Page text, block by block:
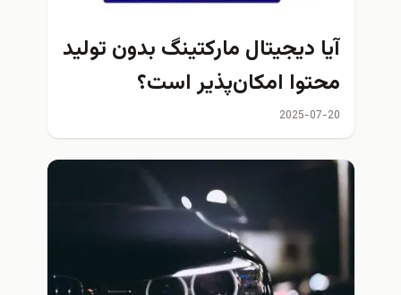
آیا دیجیتال مارکتینگ بدون تولید
محتوا امکان‌پذیر است؟
2025-07-20